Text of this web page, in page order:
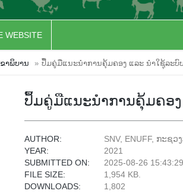
WEBSITE
າພິບານ ປຶ້ມຄູ່ມືແນະນໍາການຄຸ້ມຄອງ ແລະ ນໍາໃຊຸ້ລະບົ
ປຶ້ມຄູ່ມືແນະນໍາການຄຸ້ມຄອ
AUTHOR:
SNV, ENUFF, ກະຊ
YEAR:
2021
SUBMITTED ON:
2025-08-26 15:43:29
FILE SIZE:
1,954 KB.
DOWNLOADS:
1,802